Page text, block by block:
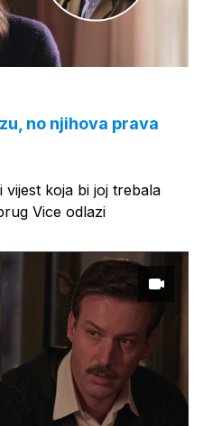
no njihova prava
vijest koja bi joj trebala
Vice odlazi